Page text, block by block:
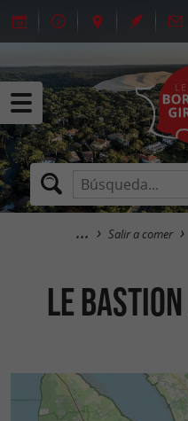
Salir a comer
Le Bastion